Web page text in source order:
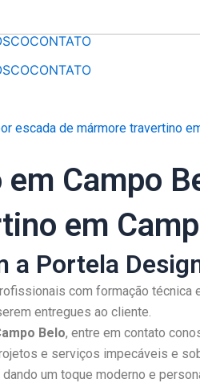
CONTATO
CONTATO
escada de mármore travertino
Campo
em
Portela
com formação técnica
entregues ao cliente.
Belo, entre em contato
e serviços impecáveis e
um toque moderno e